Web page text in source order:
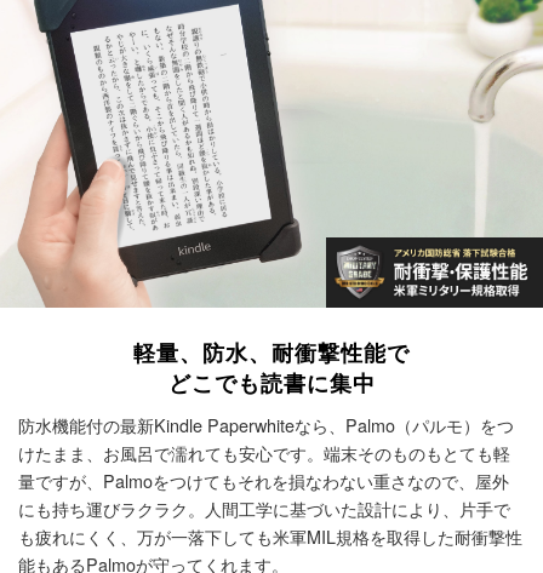
軽量、防水、耐衝撃性能で
どこでも読書に集中
防水機能付の最新Kindle Paperwhiteなら、Palmo（パルモ）をつ
けたまま、お風呂で濡れても安心です。端末そのものもとても軽
量ですが、Palmoをつけてもそれを損なわない重さなので、屋外
にも持ち運びラクラク。
人間工学に基づいた設計により、片手で
も疲れにくく、万が一落下しても米軍MIL規格を取得した耐衝撃性
能もあるPalmoが守ってくれます。